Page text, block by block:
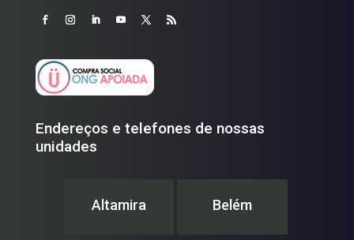
Endereços e telefones de nossas
unidades
Altamira Belém